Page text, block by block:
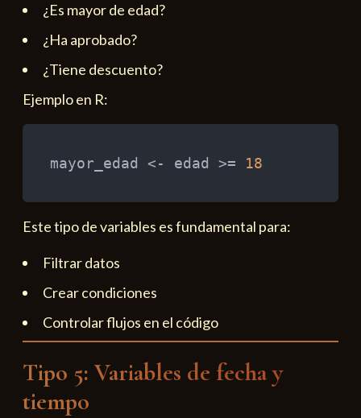
¿Es mayor de edad?
¿Ha aprobado?
¿Tiene descuento?
Ejemplo en R:
mayor_edad <- edad >= 18
Este tipo de variables es fundamental para:
Filtrar datos
Crear condiciones
Controlar flujos en el código
Tipo 5: Variables de fecha y
tiempo